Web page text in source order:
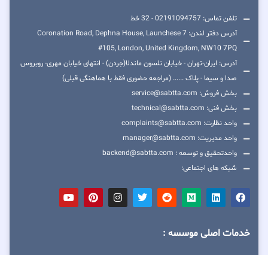
تلفن تماس: 02191094757 - 32 خط
آدرس دفتر لندن: 7 Coronation Road, Dephna House, Launchese
#105, London, United Kingdom, NW10 7PQ
آدرس: ایران-تهران - خیابان نلسون ماندلا(جردن) - انتهای خیابان مهری- روبروس
صدا و سیما - پلاک ...... (مراجعه حضوری فقط با هماهنگی قبلی)
بخش فروش: service@sabtta.com
بخش فنی: technical@sabtta.com
واحد نظارت: complaints@sabtta.com
واحد مدیریت: manager@sabtta.com
واحدتحقیق و توسعه : backend@sabtta.com
شبکه های اجتماعی:
خدمات اصلی موسسه :